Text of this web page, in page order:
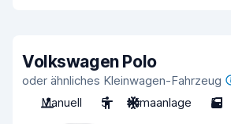
Volkswagen Polo
oder ähnliches Kleinwagen-Fahrzeug
Manuell
5 Klimaanlage 5